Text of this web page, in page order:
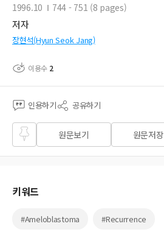
1996.10
744 - 751 (8 pages)
저자
장현석(Hyun Seok Jang)
이용수 2
인용하기 공유하기
즐겨
찾기
원문보기 원문저장
키워드
#Ameloblastoma #Recurrence